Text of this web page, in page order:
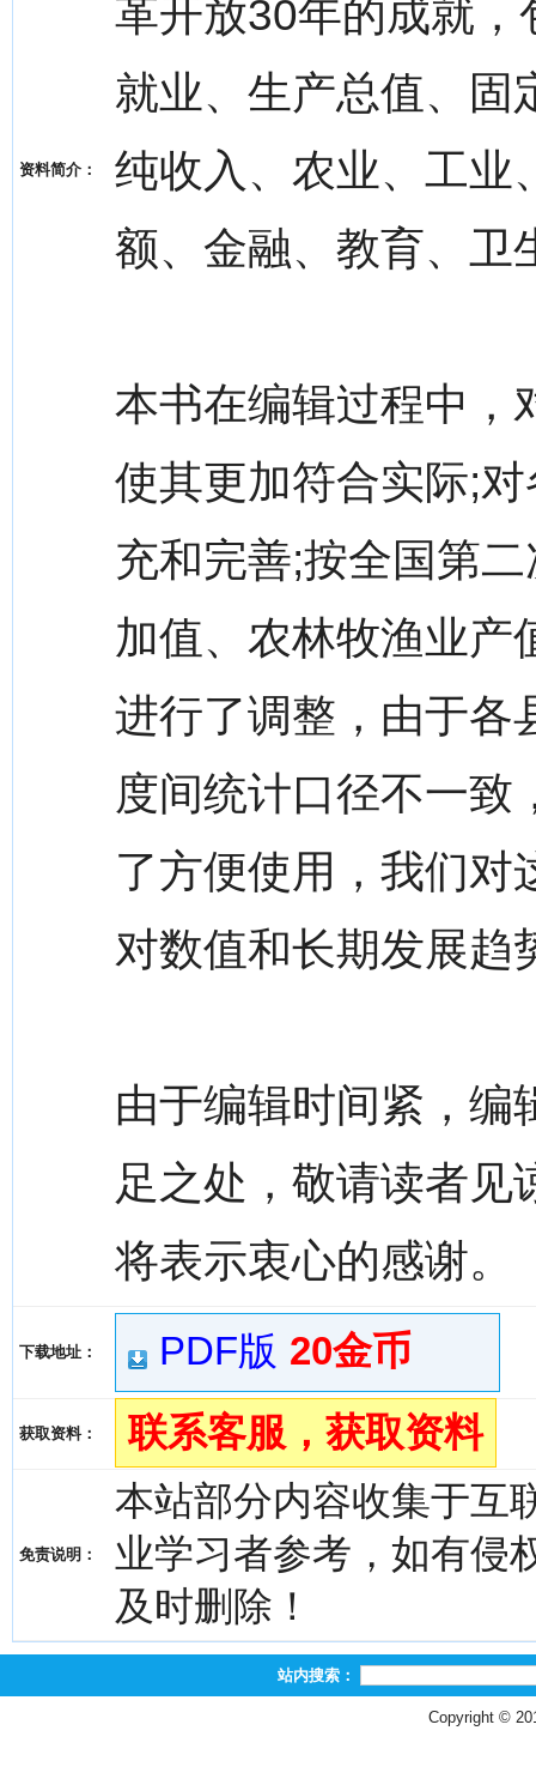
资料简介：
革开放30年的成就
就业、生产总值、固
纯收入、农业、工业
额、金融、教育、卫
本书在编辑过程中，
使其更加符合实际;
充和完善;按全国第
加值、农林牧渔业产
进行了调整，由于各
度间统计口径不一致
了方便使用，我们对
对数值和长期发展趋
由于编辑时间紧，编
足之处，敬请读者见
将表示衷心的感谢。
下载地址： PDF版 20金币
获取资料： 联系客服，获取资料
免责说明：
本站部分内容收集于互
业学习者参考，如有侵
及时删除！
站内搜索：
Copyright ©